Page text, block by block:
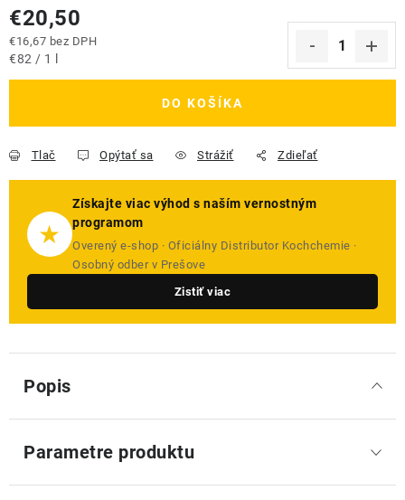
€20,50
€16,67 bez DPH
Jednotková cena:
€82 / 1 l
DO KOŠÍKA
Tlač Opýtať sa Strážiť Zdieľať
★
Získajte viac výhod s naším vernostným
programom
Overený e-shop · Oficiálny Distributor Kochchemie ·
Osobný odber v Prešove
Zistiť viac
Popis
Parametre produktu